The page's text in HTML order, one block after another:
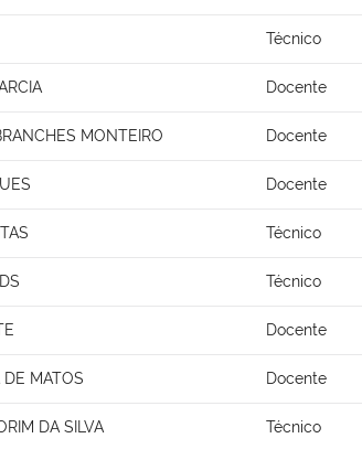
Técnico
Docente
MONTEIRO Docente
Docente
Técnico
Técnico
Docente
MATOS Docente
DA SILVA Técnico